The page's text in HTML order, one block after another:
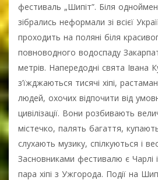
фестиваль „Шипіт”. Біля
зібрались неформали зі всієї
проходить на поляні біля
повноводного водоспаду
метрів. Напередодні свята Івана
з’їжджаються тисячі хіпі,
людей, охочих відпочити від
цивілізації. Вони розбивають
містечко, палять багаття,
слухають музику, спілкуються і
Засновниками фестивалю є
пара хіпі з Ужгорода. Події на